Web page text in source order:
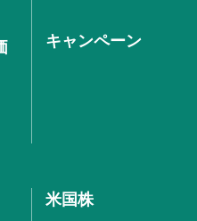
キャンペーン
米国株